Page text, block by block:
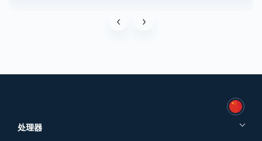
‹ ›
处理器